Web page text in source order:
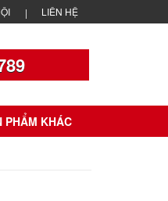
LIÊN HỆ
PHẨM KHÁC